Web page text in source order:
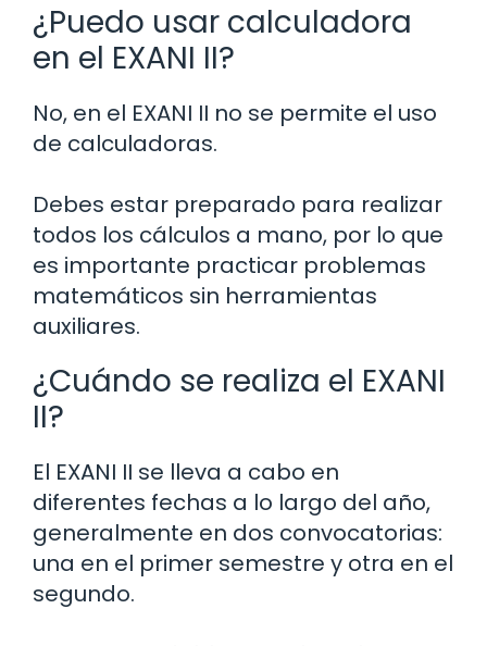
¿Puedo usar calculadora
en el EXANI II?
No, en el EXANI II no se permite el uso
de calculadoras.
Debes estar preparado para realizar
todos los cálculos a mano, por lo que
es importante practicar problemas
matemáticos sin herramientas
auxiliares.
¿Cuándo se realiza el EXANI
II?
El EXANI II se lleva a cabo en
diferentes fechas a lo largo del año,
generalmente en dos convocatorias:
una en el primer semestre y otra en el
segundo.